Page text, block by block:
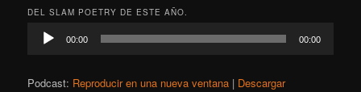
DEL SLAM POETRY DE ESTE AÑO.
Reproductor
00:00 00:00
Podcast: Reproducir en una nueva ventana | Descargar